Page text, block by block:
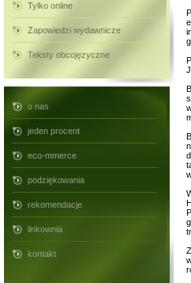
Tylko online
Zapowiedzi wydawnicze
Teksty obcojęzyczne
o nas
jeden procent
eco-mmerce
podziękowania
rekomendacje
linkownia
kontakt